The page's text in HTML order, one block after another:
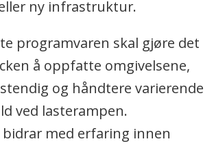
ny infrastruktur.
programvaren skal gjøre det
å oppfatte omgivelsene,
og håndtere varierende
ved lasterampen.
med erfaring innen